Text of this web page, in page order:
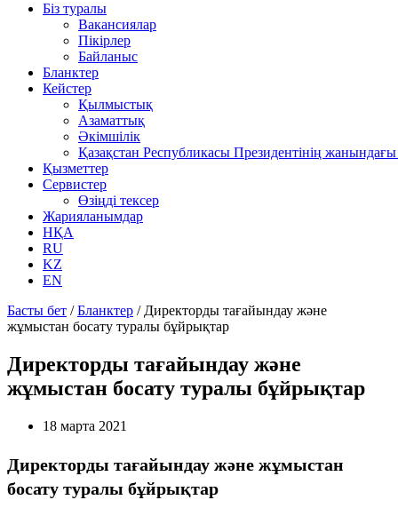
Біз туралы
Вакансиялар
Пікірлер
Байланыс
Бланктер
Кейстер
Қылмыстық
Азаматтық
Әкімшілік
Қазақстан Республикасы Президентінің
Қызметтер
Сервистер
Өзіңді тексер
Жарияланымдар
НҚА
RU
KZ
EN
Басты бет /Бланктер / Директорды тағайындау және
жұмыстан босату туралы бұйрықтар
Директорды тағайындау және
жұмыстан босату туралы бұйрықтар
18 марта 2021
Директорды тағайындау және жұмыстан
босату туралы бұйрықтар